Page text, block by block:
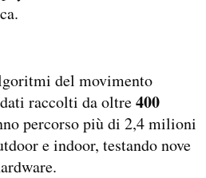
del movimento
raccolti da oltre400
percorso più di 2,4 milioni
e indoor, testando nove